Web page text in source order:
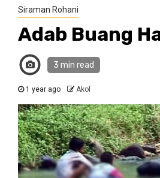
Siraman Rohani
Adab Buang
3 min read
1 year ago Akol